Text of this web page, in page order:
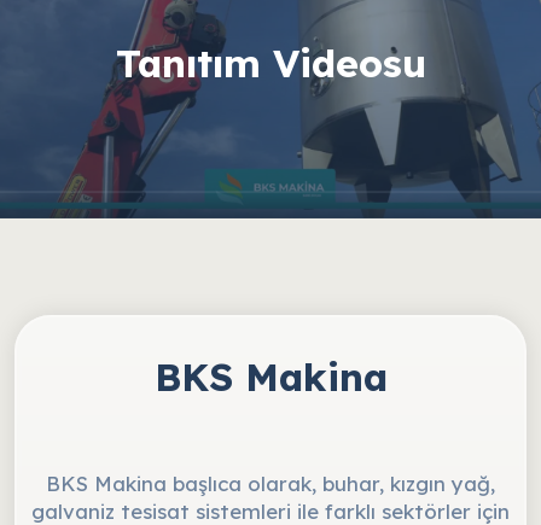
Tanıtım Videosu
BKS Makina
BKS Makina başlıca olarak, buhar, kızgın yağ,
galvaniz tesisat sistemleri ile farklı sektörler için